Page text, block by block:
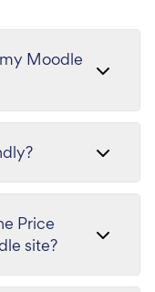
Moodle
Price
site?